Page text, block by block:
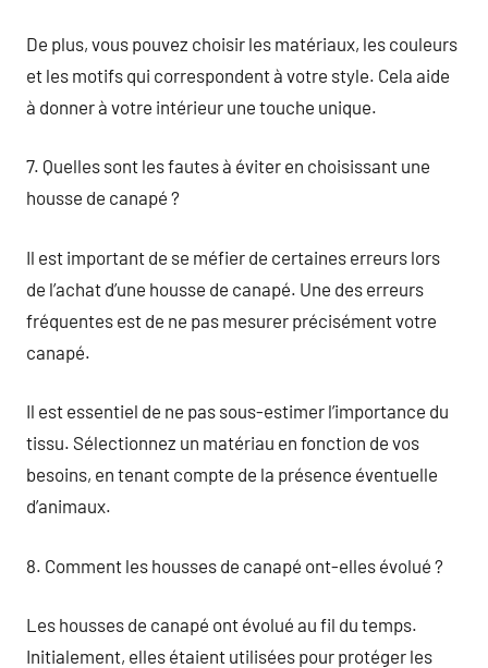
De plus, vous pouvez choisir les matériaux, les couleurs
et les motifs qui correspondent à votre style. Cela aide
à donner à votre intérieur une touche unique.
7. Quelles sont les fautes à éviter en choisissant une
housse de canapé ?
Il est important de se méfier de certaines erreurs lors
de l’achat d’une housse de canapé. Une des erreurs
fréquentes est de ne pas mesurer précisément votre
canapé.
Il est essentiel de ne pas sous-estimer l’importance du
tissu. Sélectionnez un matériau en fonction de vos
besoins, en tenant compte de la présence éventuelle
d’animaux.
8. Comment les housses de canapé ont-elles évolué ?
Les housses de canapé ont évolué au fil du temps.
Initialement, elles étaient utilisées pour protéger les